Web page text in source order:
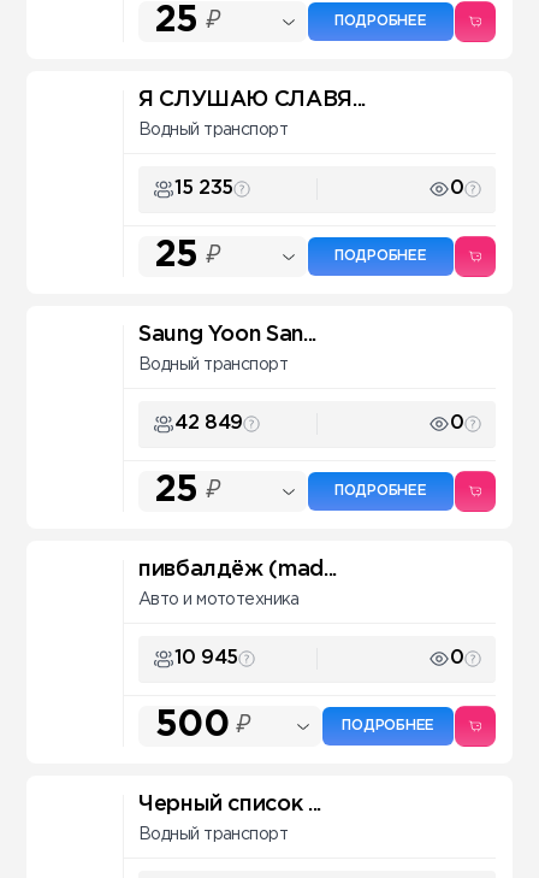
25 ₽ ПОДРОБНЕЕ
Я СЛУШАЮ СЛАВЯ...
Водный транспорт
15 235 0
25 ₽ ПОДРОБНЕЕ
Saung Yoon San...
Водный транспорт
42 849 0
25 ₽ ПОДРОБНЕЕ
пивбалдёж (mad...
Авто и мототехника
10 945 0
500 ₽ ПОДРОБНЕЕ
Черный список ...
Водный транспорт